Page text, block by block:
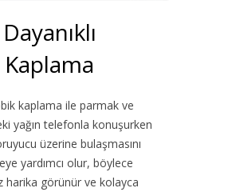
Dayanıklı
Kaplama
kaplama ile parmak ve
yağın telefonla konuşurken
üzerine bulaşmasını
yardımcı olur, böylece
harika görünür ve kolayca